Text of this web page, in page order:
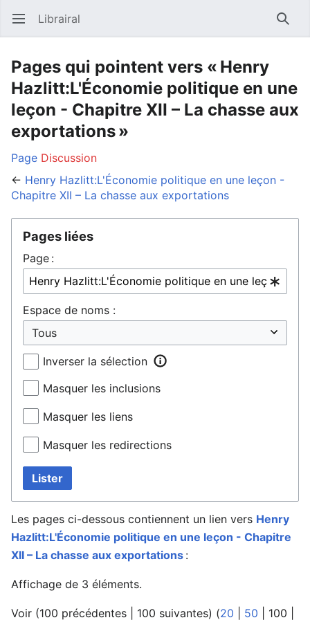
Ouvrir le menu principal Librairal
Pages qui pointent vers « Henry
Hazlitt:L'Économie politique en une
leçon - Chapitre XII – La chasse aux
exportations »
Page Discussion
← Henry Hazlitt:L'Économie politique en une leçon -
Chapitre XII – La chasse aux exportations
Pages liées
Page :
Espace de noms :
Inverser la sélection
Masquer les inclusions
Masquer les liens
Masquer les redirections
Lister
Les pages ci-dessous contiennent un lien vers Henry
Hazlitt:L'Économie politique en une leçon - Chapitre
XII – La chasse aux exportations :
Affichage de 3 éléments.
Voir (100 précédentes 100 suivantes) (20 50 100